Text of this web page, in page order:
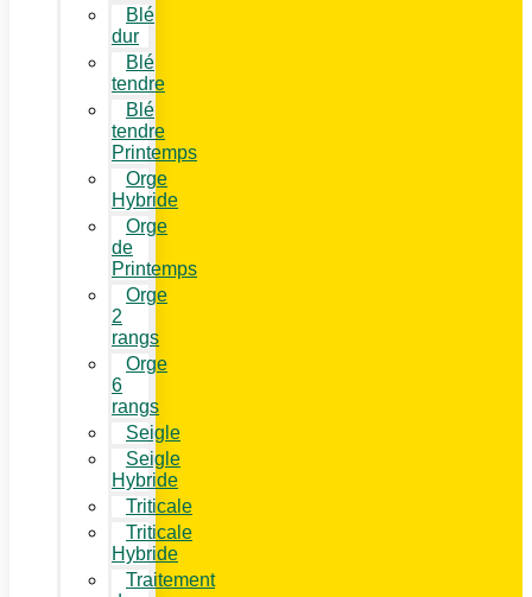
Blé
dur
Blé
tendre
Blé
tendre
Printemps
Orge
Hybride
Orge
de
Printemps
Orge
2
rangs
Orge
6
rangs
Seigle
Seigle
Hybride
Triticale
Triticale
Hybride
Traitement